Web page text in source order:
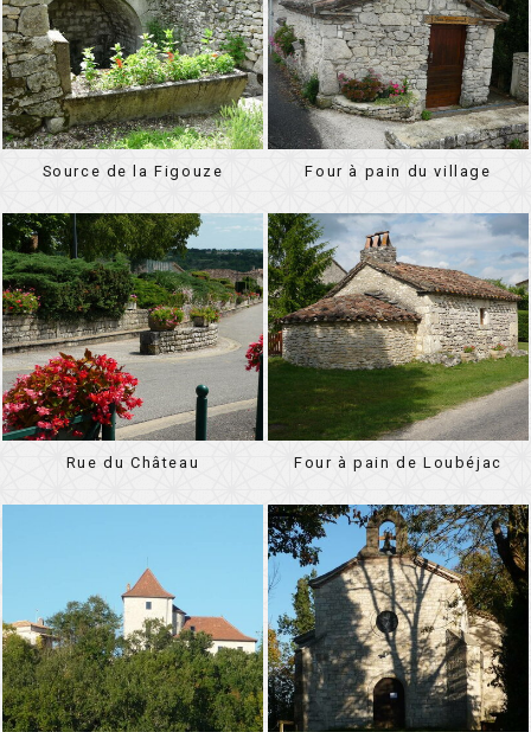
Source de la Figouze Four à pain du village
Rue du Château Four à pain de Loubéjac